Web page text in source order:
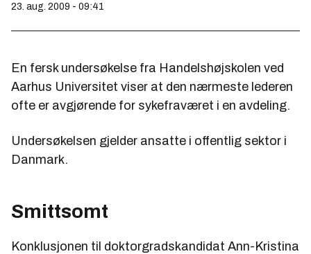
23. aug. 2009 - 09:41
En fersk undersøkelse fra Handelshøjskolen ved
Aarhus Universitet viser at den nærmeste lederen
ofte er avgjørende for sykefraværet i en avdeling.
Undersøkelsen gjelder ansatte i offentlig sektor i
Danmark.
Smittsomt
Konklusjonen til doktorgradskandidat Ann-Kristina